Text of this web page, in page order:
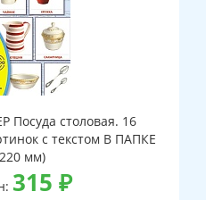
Посуда столовая. 16
с текстом В ПАПКЕ
мм)
315 ₽